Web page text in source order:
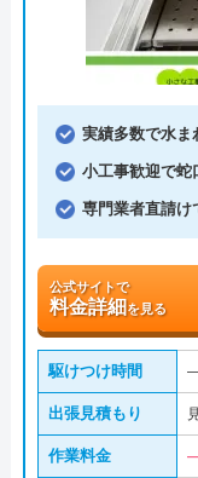
実績多数で水ま
小工事歓迎で蛇
専門業者直請け
公式サイトで
料金詳細を見る
駆けつけ時間
出張見積もり
作業料金